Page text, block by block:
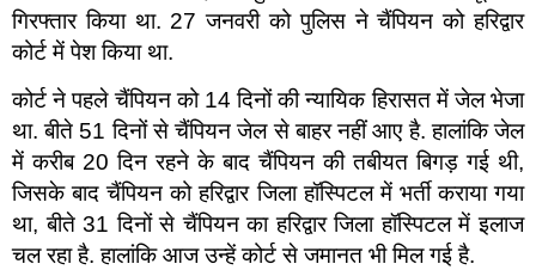
गिरफ्तार किया था. 27 जनवरी को पुलिस ने चैंपियन को हरिद्वार
कोर्ट में पेश किया था.
कोर्ट ने पहले चैंपियन को 14 दिनों की न्यायिक हिरासत में जेल भेजा
था. बीते 51 दिनों से चैंपियन जेल से बाहर नहीं आए है. हालांकि जेल
में करीब 20 दिन रहने के बाद चैंपियन की तबीयत बिगड़ गई थी,
जिसके बाद चैंपियन को हरिद्वार जिला हॉस्पिटल में भर्ती कराया गया
था, बीते 31 दिनों से चैंपियन का हरिद्वार जिला हॉस्पिटल में इलाज
चल रहा है. हालांकि आज उन्हें कोर्ट से जमानत भी मिल गई है.